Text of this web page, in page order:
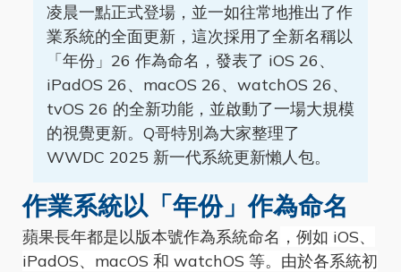
凌晨一點正式登場，並一如往常地推出了作
業系統的全面更新，這次採用了全新名稱以
「年份」26 作為命名，發表了 iOS 26、
iPadOS 26、macOS 26、watchOS 26、
tvOS 26 的全新功能，並啟動了一場大規模
的視覺更新。Q哥特別為大家整理了
WWDC 2025 新一代系統更新懶人包。
作業系統以「年份」作為命名
蘋果長年都是以版本號作為系統命名 ，例如 iOS、
iPadOS、macOS 和 watchOS 等。由於各系統初